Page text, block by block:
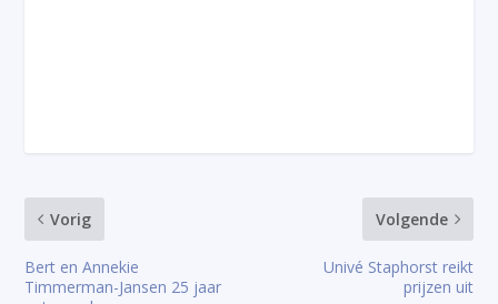
Vorig
Bert en Annekie
Timmerman-Jansen 25 jaar
Volgende
Univé Staphorst reikt
prijzen uit